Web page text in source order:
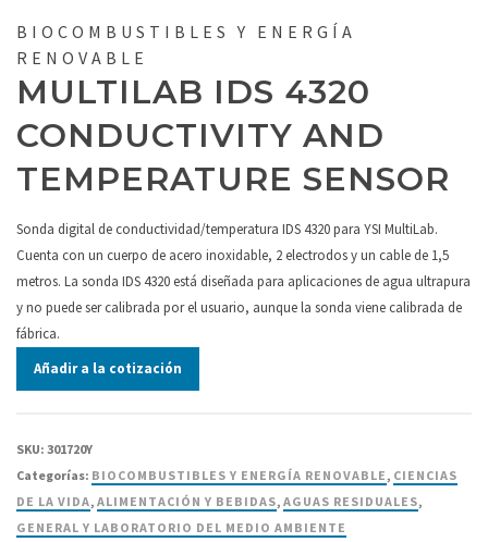
BIOCOMBUSTIBLES Y ENERGÍA
RENOVABLE
MULTILAB IDS 4320
CONDUCTIVITY AND
TEMPERATURE SENSOR
Sonda digital de conductividad/temperatura IDS 4320 para YSI MultiLab.
Cuenta con un cuerpo de acero inoxidable, 2 electrodos y un cable de 1,5
metros. La sonda IDS 4320 está diseñada para aplicaciones de agua ultrapura
y no puede ser calibrada por el usuario, aunque la sonda viene calibrada de
fábrica.
Añadir a la cotización
SKU: 301720Y
Categorías: BIOCOMBUSTIBLES Y ENERGÍA RENOVABLE, CIENCIAS
DE LA VIDA, ALIMENTACIÓN Y BEBIDAS, AGUAS RESIDUALES,
GENERAL Y LABORATORIO DEL MEDIO AMBIENTE